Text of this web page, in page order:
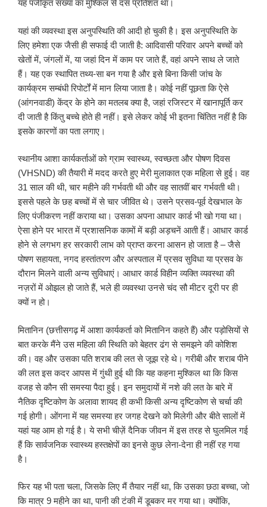
यह पंजीकृत संख्या का मुश्किल से दस प्रतिशत था।
यहां की व्यवस्था इस अनुपस्थिति की आदी हो चुकी है। इस अनुपस्थिति के
लिए हमेशा एक जैसी ही सफाई दी जाती है: आदिवासी परिवार अपने बच्चों को
खेतों में, जंगलों में, या जहां दिन में काम पर जाते हैं, वहां अपने साथ ले जाते
हैं। यह एक स्थापित तथ्य-सा बन गया है और इसे बिना किसी जांच के
कार्यक्रम सम्बंधी रिपोर्टों में मान लिया जाता है। कोई नहीं पूछता कि ऐसे
(आंगनवाडी) केंद्र के होने का मतलब क्या है, जहां रजिस्टर में खानापूर्ति कर
दी जाती है किंतु बच्चे होते ही नहीं। इसे लेकर कोई भी इतना चिंतित नहीं है कि
इसके कारणों का पता लगाए।
स्थानीय आशा कार्यकर्ताओं को ग्राम स्वास्थ्य, स्वच्छता और पोषण दिवस
(VHSND) की तैयारी में मदद करते हुए मेरी मुलाकात एक महिला से हुई। वह
31 साल की थी, चार महीने की गर्भवती थी और वह सातवीं बार गर्भवती थी।
इससे पहले के छह बच्चों में से चार जीवित थे। उसने प्रसव-पूर्व देखभाल के
लिए पंजीकरण नहीं कराया था। उसका अपना आधार कार्ड भी खो गया था।
ऐसा होने पर भारत में प्रशासनिक कामों में बड़ी अड़चनें आती हैं। आधार कार्ड
होने से लगभग हर सरकारी लाभ को प्राप्त करना आसन हो जाता है – जैसे
पोषण सहायता, नगद हस्तांतरण और अस्पताल में प्रसव सुविधा या प्रसव के
दौरान मिलने वाली अन्य सुविधाएं। आधार कार्ड विहीन व्यक्ति व्यवस्था की
नज़रों में ओझल हो जाते हैं, भले ही व्यवस्था उनसे चंद सौ मीटर दूरी पर ही
क्यों न हो।
मितानिन (छत्तीसगढ़ में आशा कार्यकर्ता को मितानिन कहते हैं) और पड़ोसियों से
बात करके मैंने उस महिला की स्थिति को बेहतर ढंग से समझने की कोशिश
की। वह और उसका पति शराब की लत से जूझ रहे थे। गरीबी और शराब पीने
की लत इस कदर आपस में गुंथी हुई थी कि यह कहना मुश्किल था कि किस
वजह से कौन सी समस्या पैदा हुई। इन समुदायों में नशे की लत के बारे में
नैतिक दृष्टिकोण के अलावा शायद ही कभी किसी अन्य दृष्टिकोण से चर्चा की
गई होगी। ओंगना में यह समस्या हर जगह देखने को मिलेगी और बीते सालों में
यहां यह आम हो गई है। ये सभी चीज़ें दैनिक जीवन में इस तरह से घुलमिल गई
हैं कि सार्वजनिक स्वास्थ्य हस्तक्षेपों का इनसे कुछ लेना-देना ही नहीं रह गया
है।
फिर यह भी पता चला, जिसके लिए मैं तैयार नहीं था, कि उसका छठा बच्चा, जो
कि मात्र 9 महीने का था, पानी की टंकी में डूबकर मर गया था। क्योंकि,